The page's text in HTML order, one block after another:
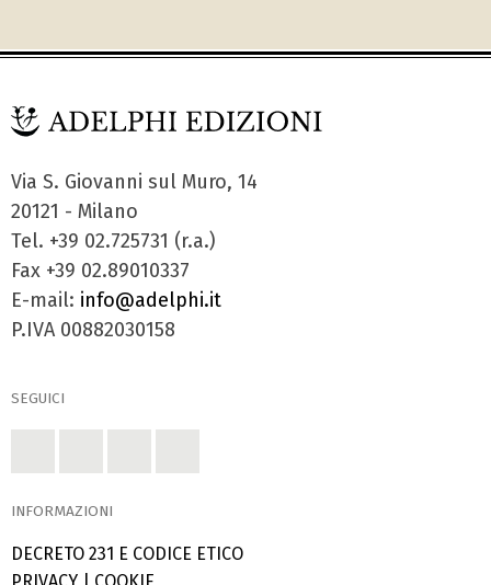
Via S. Giovanni sul Muro, 14
20121 - Milano
Tel. +39 02.725731 (r.a.)
Fax +39 02.89010337
E-mail: info@adelphi.it
P.IVA 00882030158
SEGUICI
INFORMAZIONI
DECRETO 231 E CODICE ETICO